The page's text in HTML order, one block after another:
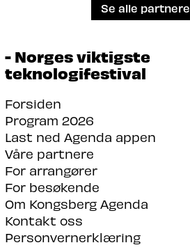
Se alle partnere
- Norges viktigste
teknologifestival
Forsiden
Program 2026
Last ned Agenda appen
Våre partnere
For arrangører
For besøkende
Om Kongsberg Agenda
Kontakt oss
Personvernerklæring